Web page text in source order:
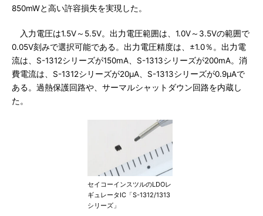
850mWと高い許容損失を実現した。
入力電圧は1.5V～5.5V。出力電圧範囲は、1.0V～3.5Vの範囲で
0.05V刻みで選択可能である。出力電圧精度は、±1.0％。出力電
流は、S-1312シリーズが150mA、S-1313シリーズが200mA。消
費電流は、S-1312シリーズが20μA、S-1313シリーズが0.9μAで
ある。過熱保護回路や、サーマルシャットダウン回路を内蔵し
た。
セイコーインスツルのLDOレ
ギュレータIC「S-1312/1313
シリーズ」